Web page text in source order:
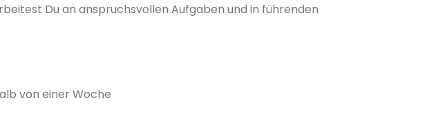
Du an anspruchsvollen Aufgaben und in führenden
von einer Woche